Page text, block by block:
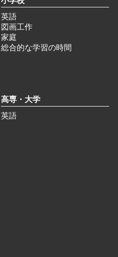
英語
図画工作
家庭
総合的な学習の時間
高専・大学
英語